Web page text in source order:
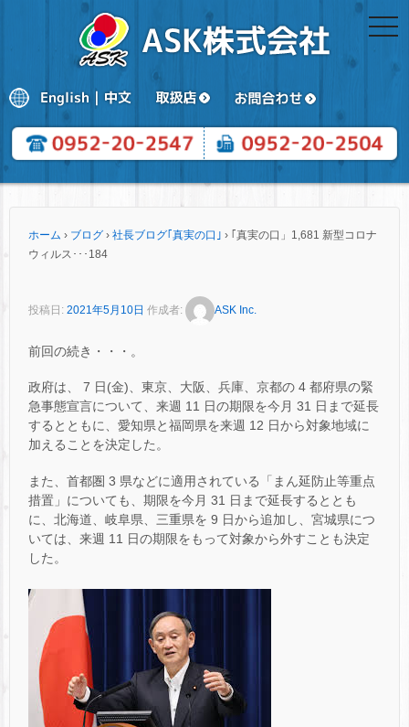
ホーム › ブログ › 社長ブログ｢真実の口｣ › ｢真実の口」1,681 新型コロナ
ウィルス･･･184
投稿日: 2021年5月10日 作成者: ASK Inc.
前回の続き・・・。
政府は、 7 日(金)、東京、大阪、兵庫、京都の 4 都府県の緊
急事態宣言について、来週 11 日の期限を今月 31 日まで延長
するとともに、愛知県と福岡県を来週 12 日から対象地域に
加えることを決定した。
また、首都圏 3 県などに適用されている「まん延防止等重点
措置」についても、期限を今月 31 日まで延長するととも
に、北海道、岐阜県、三重県を 9 日から追加し、宮城県につ
いては、来週 11 日の期限をもって対象から外すことも決定
した。